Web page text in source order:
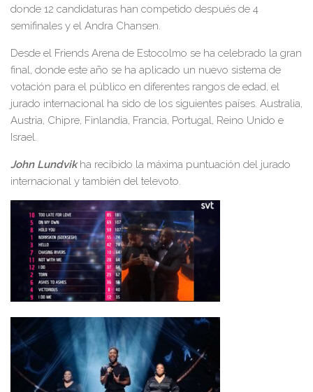
donde 12 candidaturas han competido después de 4
semifinales y el Andra Chansen.
Desde el Friends Arena de Estocolmo se ha celebrado la gran
final, donde este año se ha aplicado un nuevo sistema de
votación para el público en diferentes rangos de edad, el
jurado internacional ha sido de los siguientes países. Australia,
Austria, Chipre, Finlandia, Francia, Portugal, Reino Unido e
Israel.
John Lundvikha recibido la máxima puntuación del jurado
internacional y también del televoto.